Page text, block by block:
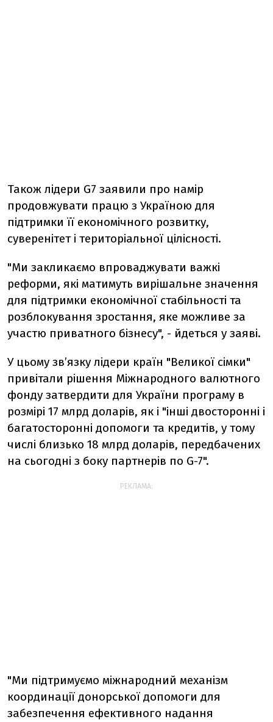
Також лідери G7 заявили про намір
продовжувати працю з Україною для
підтримки її економічного розвитку,
суверенітет і територіальної цілісності.
"Ми закликаємо впроваджувати важкі
реформи, які матимуть вирішальне значення
для підтримки економічної стабільності та
розблокування зростання, яке можливе за
участю приватного бізнесу", - йдеться у заяві.
У цьому зв’язку лідери країн "Великої сімки"
привітали рішення Міжнародного валютного
фонду затвердити для України програму в
розмірі 17 млрд доларів, як і "інші двосторонні і
багатосторонні допомоги та кредитів, у тому
числі близько 18 млрд доларів, передбачених
на сьогодні з боку партнерів по G-7".
РЕКЛАМА:
"Ми підтримуємо міжнародний механізм
координації донорської допомоги для
забезпечення ефективного надання